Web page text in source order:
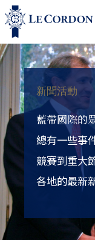
新聞活動
藍帶國際的
總有一些事
競賽到重大
各地的最新